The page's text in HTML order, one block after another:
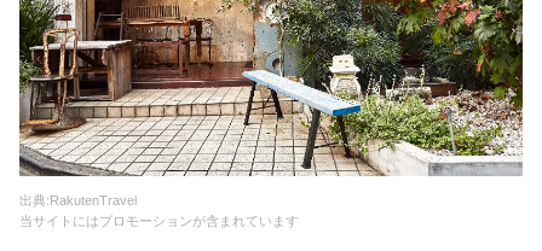
出典:RakutenTravel
当サイトにはプロモーションが含まれています